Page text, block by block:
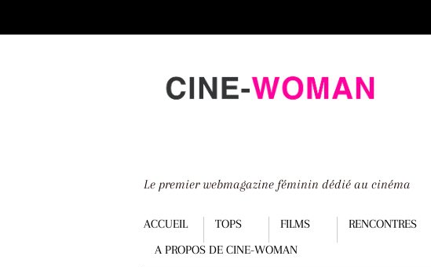
down
Le premier webmagazine féminin dédié au cinéma
Menu
ACCUEIL TOPS FILMS RENCONTRES
A PROPOS DE CINE-WOMAN